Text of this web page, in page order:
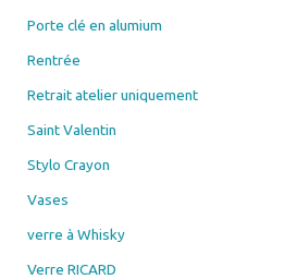
Porte clé en alumium
Rentrée
Retrait atelier uniquement
Saint Valentin
Stylo Crayon
Vases
verre à Whisky
Verre RICARD